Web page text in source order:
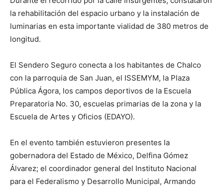
la rehabilitación del espacio urbano y la instalación de
luminarias en esta importante vialidad de 380 metros de
longitud.
El Sendero Seguro conecta a los habitantes de Chalco
con la parroquia de San Juan, el ISSEMYM, la Plaza
Pública Ágora, los campos deportivos de la Escuela
Preparatoria No. 30, escuelas primarias de la zona y la
Escuela de Artes y Oficios (EDAYO).
En el evento también estuvieron presentes la
gobernadora del Estado de México, Delfina Gómez
Álvarez; el coordinador general del Instituto Nacional
para el Federalismo y Desarrollo Municipal, Armando